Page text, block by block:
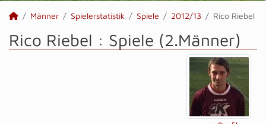
Männer Spielerstatistik Spiele 2012/13 Rico Riebel
Rico Riebel : Spiele (2.Männer)